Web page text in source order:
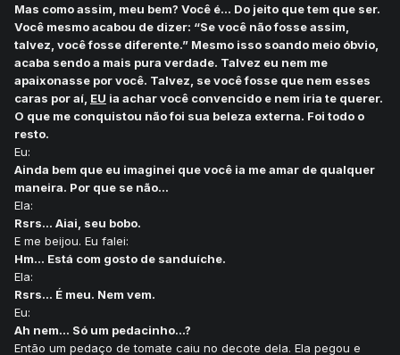
Mas como assim, meu bem? Você é... Do jeito que tem que ser.
Você mesmo acabou de dizer: “Se você não fosse assim,
talvez, você fosse diferente.” Mesmo isso soando meio óbvio,
acaba sendo a mais pura verdade. Talvez eu nem me
apaixonasse por você. Talvez, se você fosse que nem esses
caras por aí, EU ia achar você convencido e nem iria te querer.
O que me conquistou não foi sua beleza externa. Foi todo o
resto.
Eu:
Ainda bem que eu imaginei que você ia me amar de qualquer
maneira. Por que se não...
Ela:
Rsrs... Aiai, seu bobo.
E me beijou. Eu falei:
Hm... Está com gosto de sanduíche.
Ela:
Rsrs... É meu. Nem vem.
Eu:
Ah nem... Só um pedacinho...?
Então um pedaço de tomate caiu no decote dela. Ela pegou e